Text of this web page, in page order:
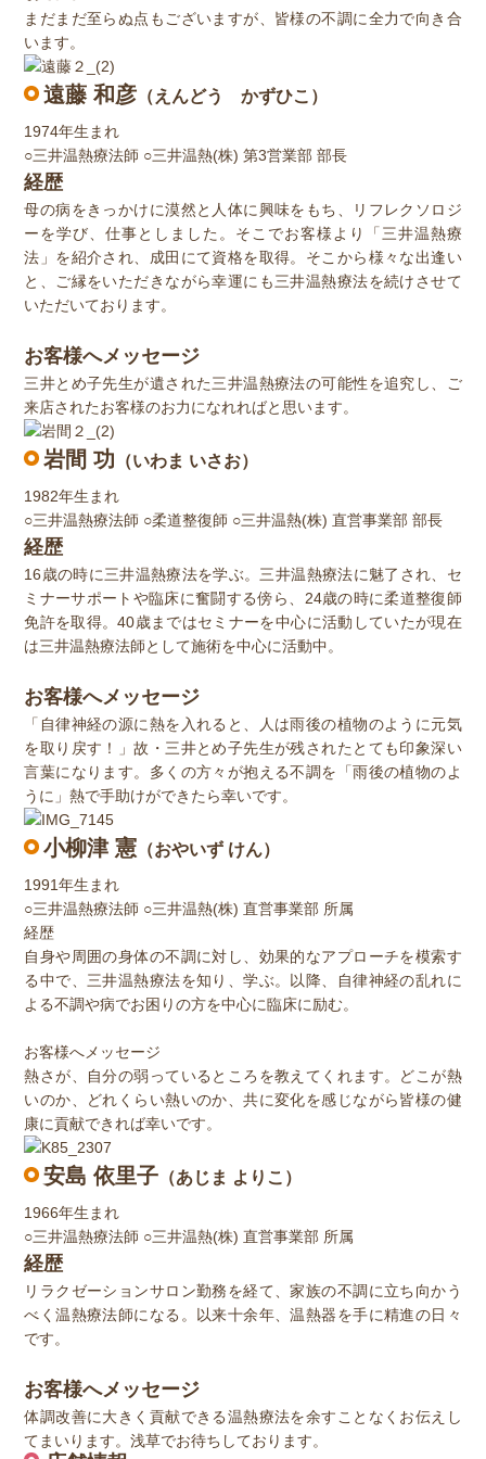
まだまだ至らぬ点もございますが、皆様の不調に全力で向き合
います。
遠藤 和彦 （えんどう かずひこ）
1974年生まれ
○三井温熱療法師 ○三井温熱(株) 第3営業部 部長
経歴
母の病をきっかけに漠然と人体に興味をもち、リフレクソロジ
ーを学び、仕事としました。そこでお客様より「三井温熱療
法」を紹介され、成田にて資格を取得。そこから様々な出逢い
と、ご縁をいただきながら幸運にも三井温熱療法を続けさせて
いただいております。
お客様へメッセージ
三井とめ子先生が遺された三井温熱療法の可能性を追究し、ご
来店されたお客様のお力になれればと思います。
岩間 功 （いわま いさお）
1982年生まれ
○三井温熱療法師 ○柔道整復師 ○三井温熱(株) 直営事業部 部長
経歴
16歳の時に三井温熱療法を学ぶ。三井温熱療法に魅了され、セ
ミナーサポートや臨床に奮闘する傍ら、24歳の時に柔道整復師
免許を取得。40歳まではセミナーを中心に活動していたが現在
は三井温熱療法師として施術を中心に活動中。
お客様へメッセージ
「自律神経の源に熱を入れると、人は雨後の植物のように元気
を取り戻す！」故・三井とめ子先生が残されたとても印象深い
言葉になります。多くの方々が抱える不調を「雨後の植物のよ
うに」熱で手助けができたら幸いです。
小柳津 憲 （おやいず けん）
1991年生まれ
○三井温熱療法師 ○三井温熱(株) 直営事業部 所属
経歴
自身や周囲の身体の不調に対し、効果的なアプローチを模索す
る中で、三井温熱療法を知り、学ぶ。以降、自律神経の乱れに
よる不調や病でお困りの方を中心に臨床に励む。
お客様へメッセージ
熱さが、自分の弱っているところを教えてくれます。どこが熱
いのか、どれくらい熱いのか、共に変化を感じながら皆様の健
康に貢献できれば幸いです。
安島 依里子 （あじま よりこ）
1966年生まれ
○三井温熱療法師 ○三井温熱(株) 直営事業部 所属
経歴
リラクゼーションサロン勤務を経て、家族の不調に立ち向かう
べく温熱療法師になる。以来十余年、温熱器を手に精進の日々
です。
お客様へメッセージ
体調改善に大きく貢献できる温熱療法を余すことなくお伝えし
てまいります。浅草でお待ちしております。